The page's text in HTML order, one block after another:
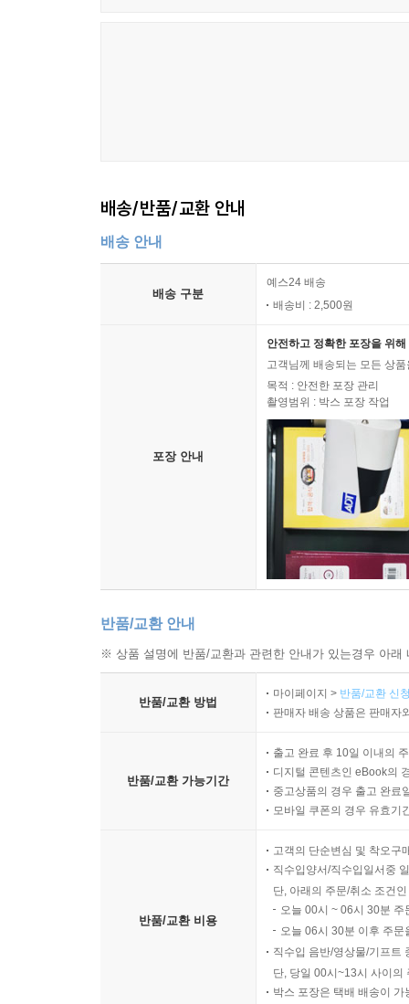
배송/반품/교환 안내
배송 안내
배송 구분
예스24 배송
배송비 : 2,500원
포장 안내
안전하고 정확한 포장을 위
고객님께 배송되는 모든 상
목적 : 안전한 포장 관리
촬영범위 : 박스 포장 작업
반품/교환 안내
※ 상품 설명에 반품/교환과 관련한 안내가 있는경우 아
반품/교환 방법
마이페이지 > 반품/교환 신
판매자 배송 상품은 판매자
반품/교환 가능기간
출고 완료 후 10일 이내의
디지털 콘텐츠인 eBook의
중고상품의 경우 출고 완료
모바일 쿠폰의 경우 유효기
반품/교환 비용
고객의 단순변심 및 착오구
직수입양서/직수입일서중
단, 아래의 주문/취소 조건
오늘 00시 ~ 06시 30분
오늘 06시 30분 이후 주
직수입 음반/영상물/기프트
단, 당일 00시~13시 사이의
박스 포장은 택배 배송이